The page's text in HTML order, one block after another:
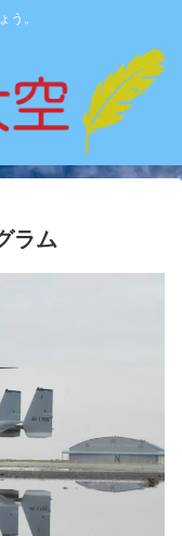
う。
ラム